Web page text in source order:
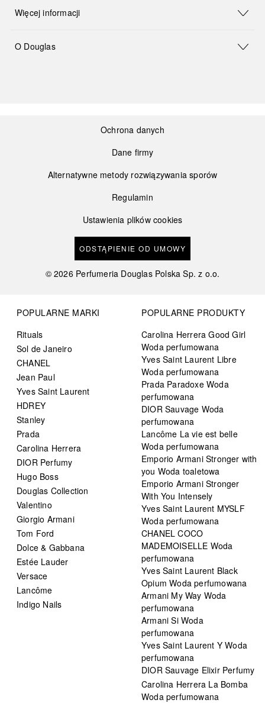
Więcej informacji
O Douglas
Ochrona danych
Dane firmy
Alternatywne metody rozwiązywania sporów
Regulamin
Ustawienia plików cookies
ODSTĄPIENIE OD UMOWY
©2026 Perfumeria Douglas Polska Sp. z o.o.
POPULARNE MARKI
Rituals
Sol de Janeiro
CHANEL
Jean Paul
Yves Saint Laurent
HDREY
Stanley
Prada
Carolina Herrera
DIOR Perfumy
Hugo Boss
Douglas Collection
Valentino
Giorgio Armani
Tom Ford
Dolce & Gabbana
Estée Lauder
Versace
Lancôme
Indigo Nails
POPULARNE PRODUKTY
Carolina Herrera Good Girl
Woda perfumowana
Yves Saint Laurent Libre
Woda perfumowana
Prada Paradoxe Woda
perfumowana
DIOR Sauvage Woda
perfumowana
Lancôme La vie est belle
Woda perfumowana
Emporio Armani Stronger with
you Woda toaletowa
Emporio Armani Stronger
With You Intensely
Yves Saint Laurent MYSLF
Woda perfumowana
CHANEL COCO
MADEMOISELLE Woda
perfumowana
Yves Saint Laurent Black
Opium Woda perfumowana
Armani My Way Woda
perfumowana
Armani Si Woda
perfumowana
Yves Saint Laurent Y Woda
perfumowana
DIOR Sauvage Elixir Perfumy
Carolina Herrera La Bomba
Woda perfumowana